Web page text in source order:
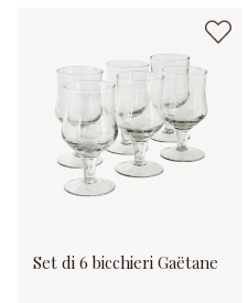
Set di 6 bicchieri Gaëtane